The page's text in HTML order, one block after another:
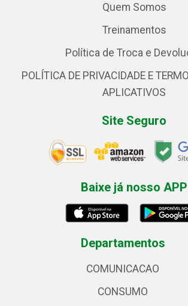
Quem Somos
Treinamentos
Política de Troca e
POLÍTICA DE PRIVACIDADE E
APLICATIVOS
Site Seguro
Baixe já nosso APP
Departamentos
COMUNICACAO
CONSUMO